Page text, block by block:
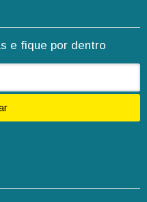
e fique por dentro